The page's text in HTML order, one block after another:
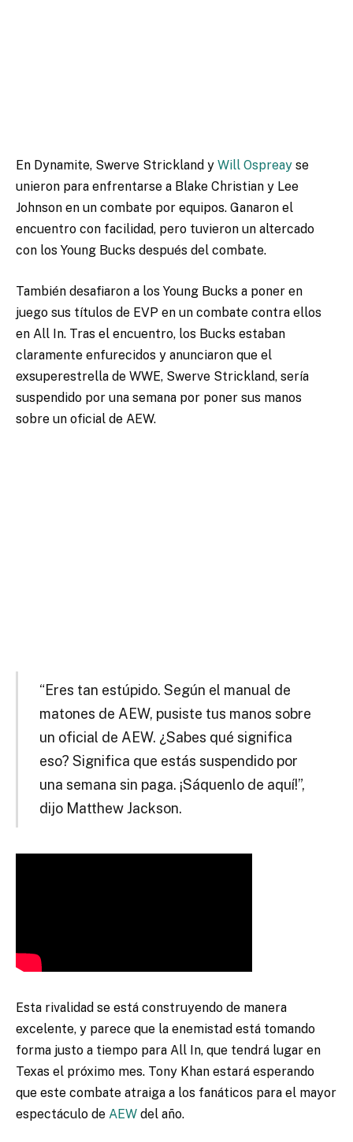
En Dynamite, Swerve Strickland y Will Ospreay se
unieron para enfrentarse a Blake Christian y Lee
Johnson en un combate por equipos. Ganaron el
encuentro con facilidad, pero tuvieron un altercado
con los Young Bucks después del combate.
También desafiaron a los Young Bucks a poner en
juego sus títulos de EVP en un combate contra ellos
en All In. Tras el encuentro, los Bucks estaban
claramente enfurecidos y anunciaron que el
exsuperestrella de WWE, Swerve Strickland, sería
suspendido por una semana por poner sus manos
sobre un oficial de AEW.
“Eres tan estúpido. Según el manual de
matones de AEW, pusiste tus manos sobre
un oficial de AEW. ¿Sabes qué significa
eso? Significa que estás suspendido por
una semana sin paga. ¡Sáquenlo de aquí!”,
dijo Matthew Jackson.
Esta rivalidad se está construyendo de manera
excelente, y parece que la enemistad está tomando
forma justo a tiempo para All In, que tendrá lugar en
Texas el próximo mes. Tony Khan estará esperando
que este combate atraiga a los fanáticos para el mayor
espectáculo de AEW del año.